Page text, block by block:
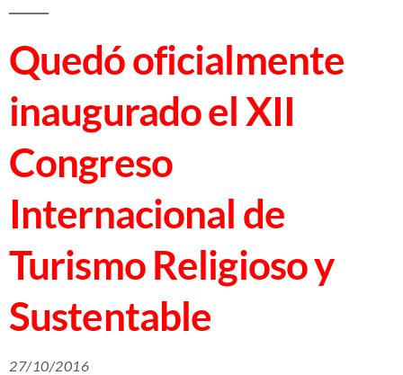
Quedó oficialmente
inaugurado el XII
Congreso
Internacional de
Turismo Religioso y
Sustentable
27/10/2016